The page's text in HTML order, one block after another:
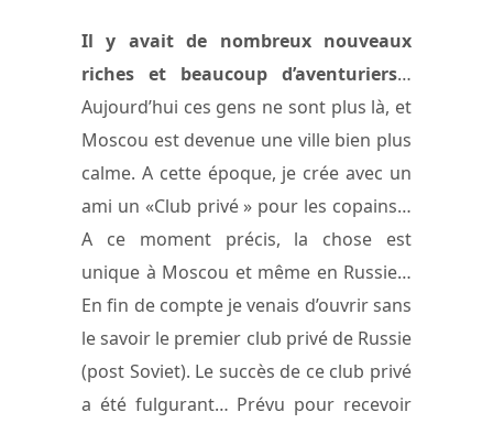
Il y avait de nombreux nouveaux
riches et beaucoup d’aventuriers…
Aujourd’hui ces gens ne sont plus là, et
Moscou est devenue une ville bien plus
calme. A cette époque, je crée avec un
ami un «Club privé » pour les copains…
A ce moment précis, la chose est
unique à Moscou et même en Russie…
En fin de compte je venais d’ouvrir sans
le savoir le premier club privé de Russie
(post Soviet). Le succès de ce club privé
a été fulgurant… Prévu pour recevoir